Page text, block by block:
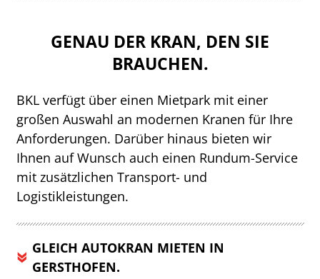
GENAU DER KRAN, DEN SIE
BRAUCHEN.
BKL verfügt über einen Mietpark mit einer
großen Auswahl an modernen Kranen für Ihre
Anforderungen. Darüber hinaus bieten wir
Ihnen auf Wunsch auch einen Rundum-Service
mit zusätzlichen Transport- und
Logistikleistungen.
GLEICH AUTOKRAN MIETEN IN
GERSTHOFEN.